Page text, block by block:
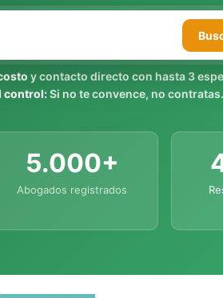
y contacto directo con hasta 3
control:Si no te convence, no contratas.
5.000+
Abogados registrados